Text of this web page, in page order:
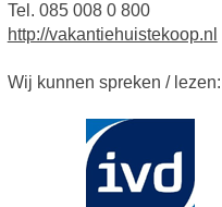
Tel. 085 008 0 800
http://vakantiehuistekoop.nl
Wij kunnen spreken / lezen: